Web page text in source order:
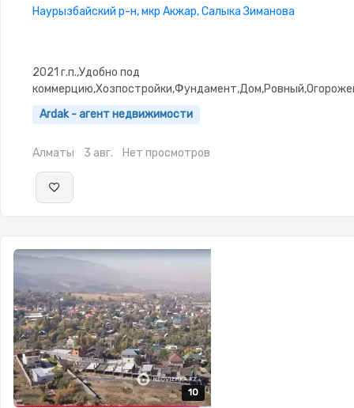
Наурызбайский р-н, мкр Акжар, Салыка Зиманова
2021 г.п.,Удобно под
въезд,Выкуплен,Госакт,Все документы
Ardak - агент недвижимости
Алматы 3 авг. Нет просмотров
10
10
10
10
10